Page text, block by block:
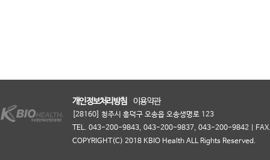
개인정보처리방침 이용약관
[28160] 청주시 흥덕구 오송읍 오송생명로 123
TEL. 043-200-9843, 043-200-9837, 043-200-9842 |
COPYRIGHT(C) 2018 KBIO Health ALL Rights Reserved.